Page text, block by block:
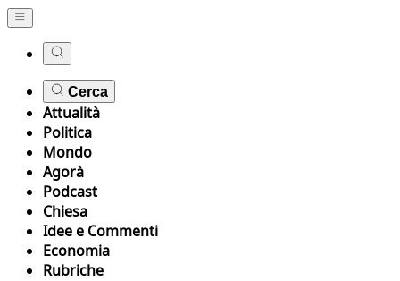
Cerca
Attualità
Politica
Mondo
Agorà
Podcast
Chiesa
Idee e Commenti
Economia
Rubriche